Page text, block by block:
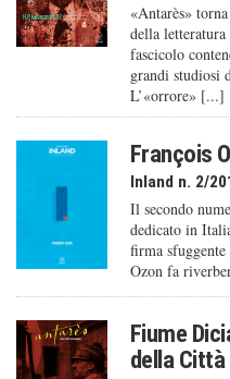
«Antarès»
della letteratura
fascicolo
grandi studiosi
L’«orrore» [...]
François
Inland n. 2/
Il secondo
dedicato in
firma
Ozon fa
Fiume
della